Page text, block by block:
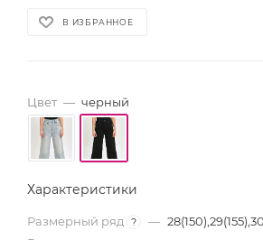
В ИЗБРАННОЕ
Цвет — черный
Характеристики
Размерный ряд ? —